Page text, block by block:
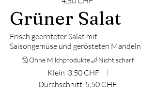
Grüner Salat
Frisch geernteter Salat mit
Saisongemüse und gerösteten Mandeln
Klein 3,50 CHF
Durchschnitt 5,50 CHF
Ohne Milchprodukte Nicht scharf